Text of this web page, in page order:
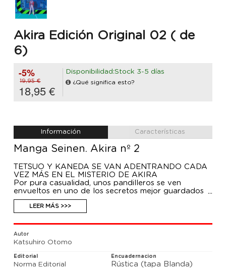
Akira Edición Original 02 ( de
6)
-5%
19,95 €
18,95 €
Disponibilidad:Stock 3-5 días
¿Qué significa esto?
Información Características
Manga Seinen. Akira nº 2
TETSUO Y KANEDA SE VAN ADENTRANDO CADA
VEZ MÁS EN EL MISTERIO DE AKIRA
Por pura casualidad, unos pandilleros se ven
envueltos en uno de los secretos mejor guardados
del gobierno: unos experimentos que, con el
objetivo de hacer evolucionar a la raza humana, han
creado unos seres con poderes especiales que a
veces no pueden controlar. Y el más especial de
todos ellos duerme bajo el cráter de Tokio...
LEER MÁS >>>
Autor
Katsuhiro Otomo
Editorial
Norma Editorial
Encuadernacion
Rústica (tapa Blanda)